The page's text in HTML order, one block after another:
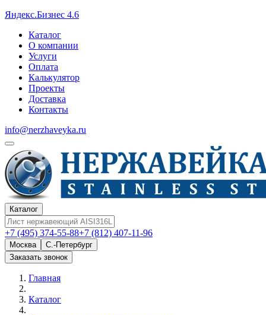
Яндекс.Бизнес 4.6
Каталог
О компании
Услуги
Оплата
Калькулятор
Проекты
Доставка
Контакты
info@nerzhaveyka.ru
Каталог
+7 (495) 374-55-88+7 (812) 407-11-96
Москва
С.-Петербург
Заказать звонок
Главная
Каталог